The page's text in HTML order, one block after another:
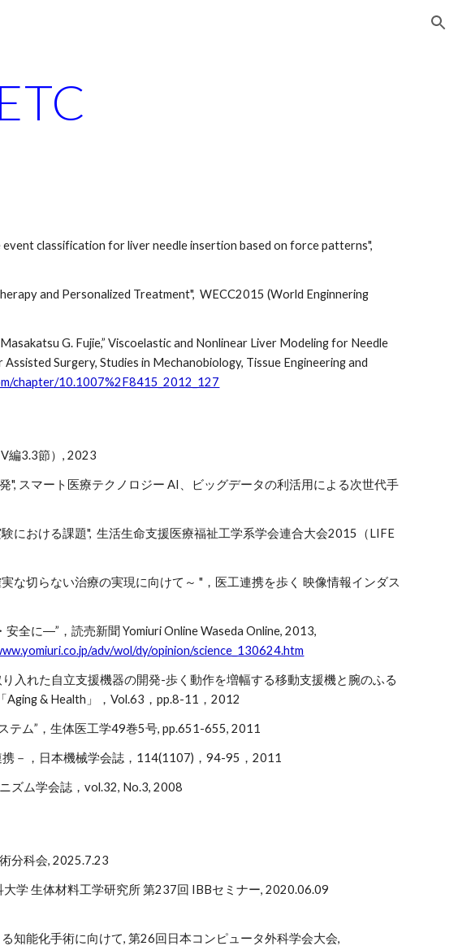
event classification for liver needle insertion based on force patterns",
and Personalized Treatment", WECC2015 (World Enginnering
G. Fujie,” Viscoelastic and Nonlinear Liver Modeling for Needle
Surgery, Studies in Mechanobiology, Tissue Engineering and
chapter/10.1007%2F8415_2012_127
編3.3節）, 2023
", スマート医療テクノロジー AI、ビッグデータの利活用による次世代手
における課題", 生活生命支援医療福祉工学系学会連合大会2015（LIFE
な切らない治療の実現に向けて～ "，医工連携を歩く 映像情報インダス
全に―”，読売新聞 Yomiuri Online Waseda Online, 2013,
adv/wol/dy/opinion/science_130624.htm
入れた自立支援機器の開発-歩く動作を増幅する移動支援機と腕のふる
& Health」，Vol.63，pp.8-11，2012
テム”，生体医工学49巻5号, pp.651-655, 2011
－，日本機械学会誌，114(1107)，94-95，2011
ズム学会誌，vol.32, No.3, 2008
分科会, 2025.7.23
学 生体材料工学研究所 第237回 IBBセミナー, 2020.06.09
知能化手術に向けて, 第26回日本コンピュータ外科学会大会,